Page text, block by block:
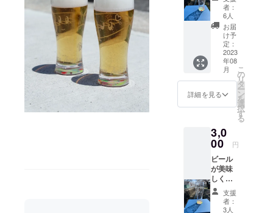
まれて
おりま
せ
ん。）
※イベン
トが変
更・中
止に
なった
として
ん。 第
21回
見
「き」
業展」
日程：
2024年
1月26日
ラス
男性顔
【多治
見】高
校生発
「ビー
ルが進
むグラ
ス」で
頑張っ
た1日の
しく過
ごして
ほし
い！
グラス
側面
は、サ
ンドブ
ラスで
者：
6人
お届
け予
定：
2023
年08
月
詳細を見る
こ
の
リ
タ
ー
ン
を
選
択
す
る
3,0
00 円
ビール
が美味
しく飲
めるグ
ラス
女性顔
支援
者：
3人